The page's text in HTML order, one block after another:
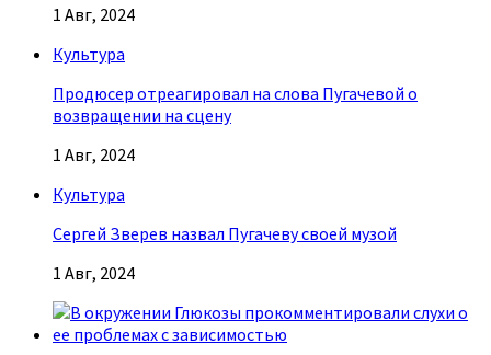
1 Авг, 2024
Культура
Продюсер отреагировал на слова Пугачевой о
возвращении на сцену
1 Авг, 2024
Культура
Сергей Зверев назвал Пугачеву своей музой
1 Авг, 2024